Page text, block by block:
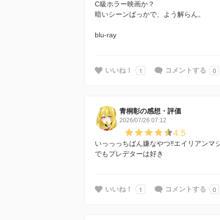
C級ホラー映画か？
暗いシーンばっかで、よう解らん。
blu-ray
いいね！ 1 コメントする 0
青桐彰の感想・評価
2026/07/26 07:12
4.5
いっっっちばん嫌なやつ‼️エイリアンマ
でもプレデターは好き
いいね！ 1 コメントする 0